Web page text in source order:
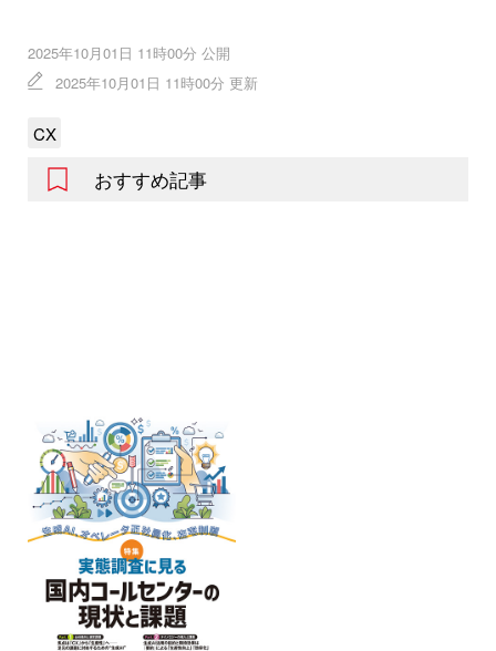
2025年10月01日 11時00分 公開
2025年10月01日 11時00分 更新
CX
おすすめ記事